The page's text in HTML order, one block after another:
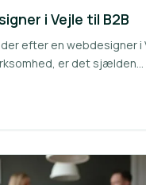
i Vejle til B2B
efter en webdesigner i
er det sjælden...